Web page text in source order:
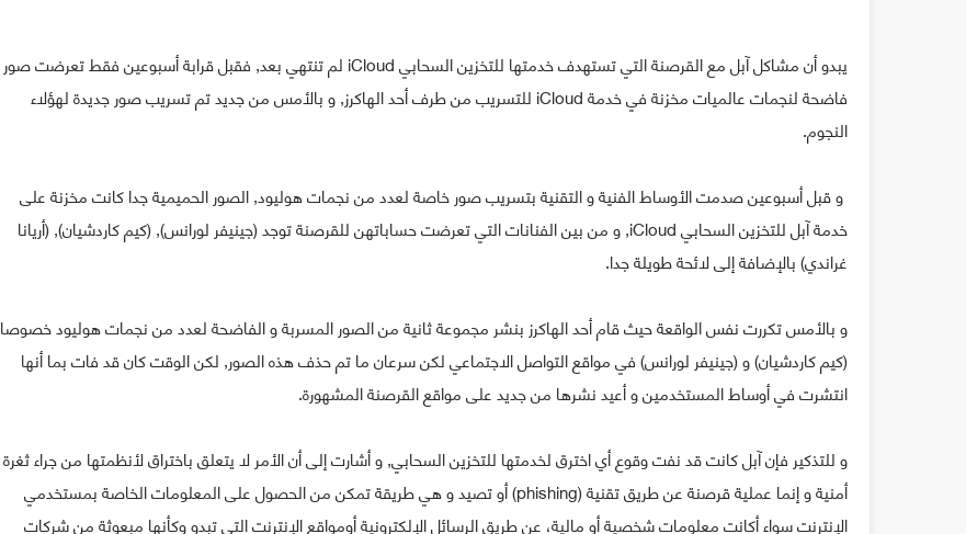
يبدو أن مشاكل آبل مع القرصنة التي تستهدف خدمتها للتخزين السحابي iCloud لم تنتهي بعد, فقبل قرابة أسبوعين فقط تعرضت صور
فاضحة لنجمات عالميات مخزنة في خدمة iCloud للتسريب من طرف أحد الهاكرز, و بالأمس من جديد تم تسريب صور جديدة لهؤلاء
النجوم.
و قبل أسبوعين صدمت الأوساط الفنية و التقنية بتسريب صور خاصة لعدد من نجمات هوليود, الصور الحميمية جدا كانت مخزنة على
خدمة آبل للتخزين السحابي iCloud, و من بين الفنانات التي تعرضت حساباتهن للقرصنة توجد (جينيفر لورانس), (كيم كاردشيان), (أريانا
غراندي) بالإضافة إلى لائحة طويلة جدا.
و بالأمس تكررت نفس الواقعة حيث قام أحد الهاكرز بنشر مجموعة ثانية من الصور المسربة و الفاضحة لعدد من نجمات هوليود خصوصا
(كيم كاردشيان) و (جينيفر لورانس) في مواقع التواصل الاجتماعي لكن سرعان ما تم حذف هذه الصور, لكن الوقت كان قد فات بما أنها
انتشرت في أوساط المستخدمين و أعيد نشرها من جديد على مواقع القرصنة المشهورة.
و للتذكير فإن آبل كانت قد نفت وقوع أي اخترق لخدمتها للتخزين السحابي, و أشارت إلى أن الأمر لا يتعلق باختراق لأنظمتها من جراء ثغرة
أمنية و إنما عملية قرصنة عن طريق تقنية (phishing) أو تصيد و هي طريقة تمكن من الحصول على المعلومات الخاصة بمستخدمي
الإنترنت سواء أكانت معلومات شخصية أو مالية، عن طريق الرسائل الإلكترونية أومواقع الإنترنت التي تبدو وكأنها مبعوثة من شركات